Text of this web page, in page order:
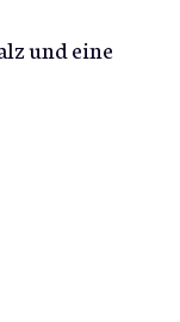
und eine